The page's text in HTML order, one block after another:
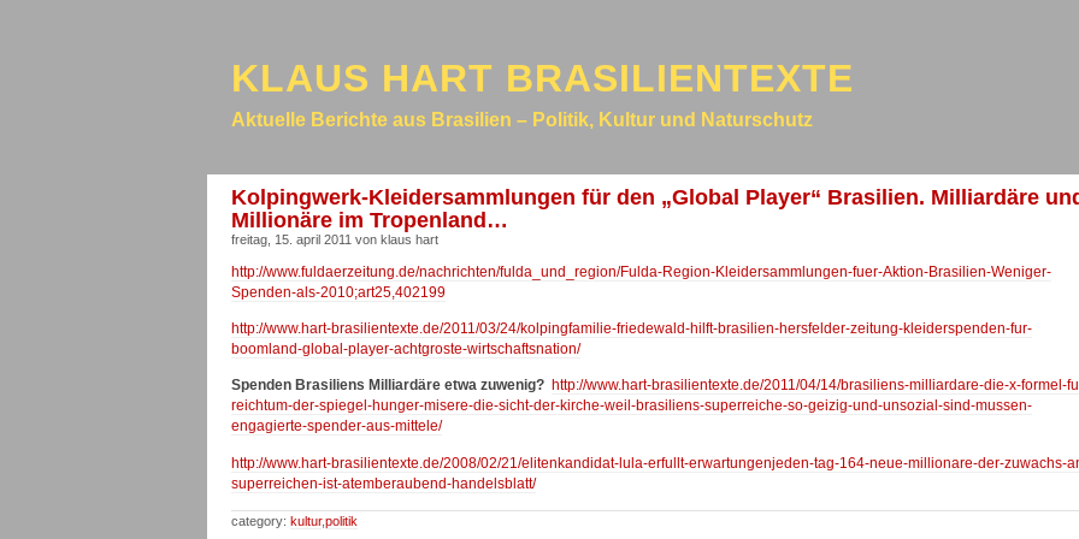
KLAUS HART BRASILIENTEXTE
Aktuelle Berichte aus Brasilien – Politik, Kultur und Naturschutz
Kolpingwerk-Kleidersammlungen für den „Global Player“ Brasilien. Milliardäre
Millionäre im Tropenland…
freitag, 15. april 2011 von klaus hart
http://www.fuldaerzeitung.de/nachrichten/fulda_und_region/Fulda-Region-Kleidersammlungen-fuer-Aktion-Brasilien-Weniger-
Spenden-als-2010;art25,402199
http://www.hart-brasilientexte.de/2011/03/24/kolpingfamilie-friedewald-hilft-brasilien-hersfelder-zeitung-kleiderspenden-fur-
boomland-global-player-achtgroste-wirtschaftsnation/
Spenden Brasiliens Milliardäre etwa zuwenig? http://www.hart-brasilientexte.de/2011/04/14/brasiliens-milliardare-die-x-formel-
reichtum-der-spiegel-hunger-misere-die-sicht-der-kirche-weil-brasiliens-superreiche-so-geizig-und-unsozial-sind-mussen-
engagierte-spender-aus-mittele/
http://www.hart-brasilientexte.de/2008/02/21/elitenkandidat-lula-erfullt-erwartungenjeden-tag-164-neue-millionare-der-zuwachs-
superreichen-ist-atemberaubend-handelsblatt/
category: kultur,politik